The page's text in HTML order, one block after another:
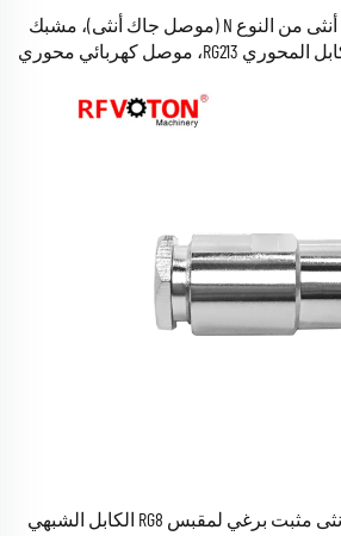
تزويد مصانعي: موصل أنثى من النوع N (موصل جاك أنثى)، مشبك
تركيب برغي نحاسي للكابل المحوري RG213، موصل كهربائي محوري
تزويد المصنع بموصل أنثى مثبت برغي لمقبس RG8 الكابل الشبهي